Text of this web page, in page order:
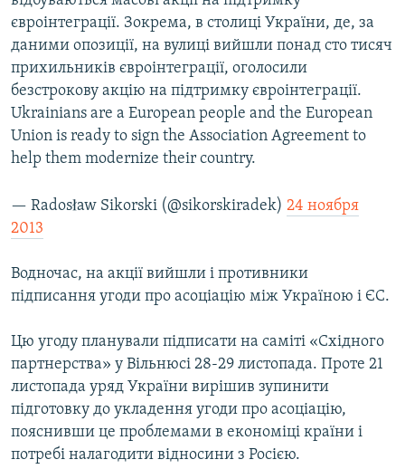
євроінтеграції. Зокрема, в столиці України, де, за
даними опозиції, на вулиці вийшли понад сто тисяч
прихильників євроінтеграції, оголосили
безстрокову акцію на підтримку євроінтеграції.
Ukrainians are a European people and the European
Union is ready to sign the Association Agreement to
help them modernize their country.
— Radosław Sikorski (@sikorskiradek) 24 ноября
2013
Водночас, на акції вийшли і противники
підписання угоди про асоціацію між Україною і ЄС.
Цю угоду планували підписати на саміті «Східного
партнерства» у Вільнюсі 28-29 листопада. Проте 21
листопада уряд України вирішив зупинити
підготовку до укладення угоди про асоціацію,
пояснивши це проблемами в економіці країни і
потребі налагодити відносини з Росією.